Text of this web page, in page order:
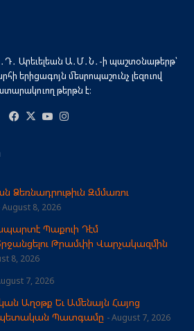
Արեւելեան Ա․Մ․Ն․-ի պաշտօնաթերթ՝
երիցագոյն մեսրոպաշունչ լեզուով
թերթն է։
Facebook
X YouTube
Զմմառու
August 8, 2026
Պաքուի Դէմ
Թրամփի Վարչակազմին
8, 2026
7, 2026
Աղօթք Եւ Ամենայն Հայոց
Պատգամը
August 7, 2026